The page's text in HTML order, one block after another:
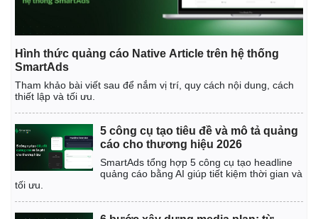
Hình thức quảng cáo Native Article trên hệ thống
SmartAds
Tham khảo bài viết sau để nắm vị trí, quy cách nội dung, cách
thiết lập và tối ưu.
5 công cụ tạo tiêu đề và mô tả quảng
cáo cho thương hiệu 2026
SmartAds tổng hợp 5 công cụ tạo headline
quảng cáo bằng AI giúp tiết kiệm thời gian và
tối ưu.